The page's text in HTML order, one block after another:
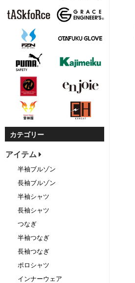
カテゴリー
アイテム
半袖ブルゾン
長袖ブルゾン
半袖シャツ
長袖シャツ
つなぎ
半袖つなぎ
長袖つなぎ
ポロシャツ
インナーウェア